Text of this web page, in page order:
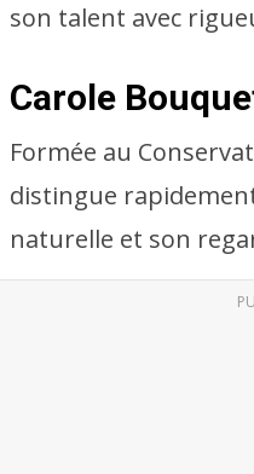
son talent avec
Carole
Formée au
distingue
naturelle et son